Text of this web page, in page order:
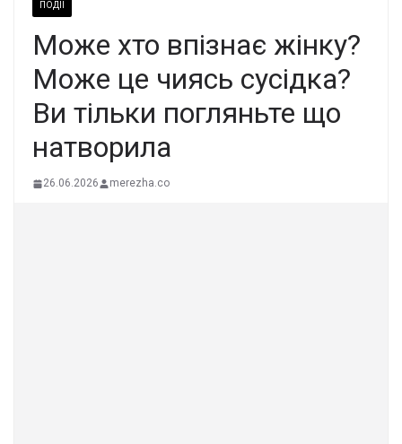
ПОДІЇ
Може хто впізнає жiнку?
Може це чиясь сусiдка?
Ви тільки погляньте що
натвоpила
26.06.2026 merezha.co